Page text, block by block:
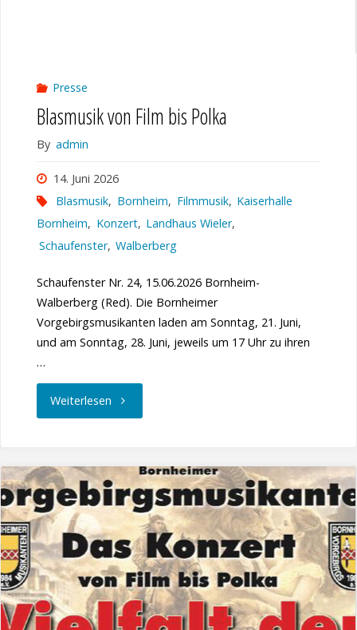
Presse
Blasmusik von Film bis Polka
By admin
14. Juni 2026
Blasmusik, Bornheim, Filmmusik, Kaiserhalle
Bornheim, Konzert, Landhaus Wieler,
Schaufenster, Walberberg
Schaufenster Nr. 24, 15.06.2026 Bornheim-
Walberberg (Red). Die Bornheimer
Vorgebirgsmusikanten laden am Sonntag, 21. Juni,
und am Sonntag, 28. Juni, jeweils um 17 Uhr zu ihren
…
Weiterlesen"Blasmusik
Film
bis
Polka"